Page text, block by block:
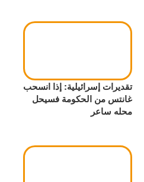
تقديرات إسرائيلية: إذا انسحب
غانتس من الحكومة فسيحل
محله ساعر